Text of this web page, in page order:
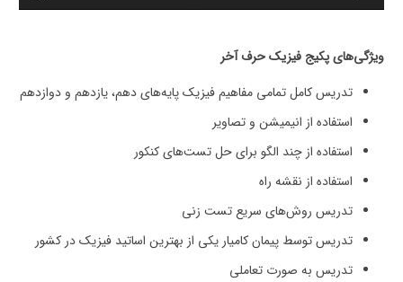
ویژگی‌های پکیج فیزیک حرف آخر
تدریس کامل تمامی مفاهیم فیزیک پایه‌های دهم، یازدهم و دوازدهم
استفاده از انیمیشن و تصاویر
استفاده از چند الگو برای حل تست‌های کنکور
استفاده از نقشه راه
تدریس روش‌های سریع تست زنی
تدریس توسط پیمان کامیار یکی از بهترین اساتید فیزیک در کشور
تدریس به صورت تعاملی